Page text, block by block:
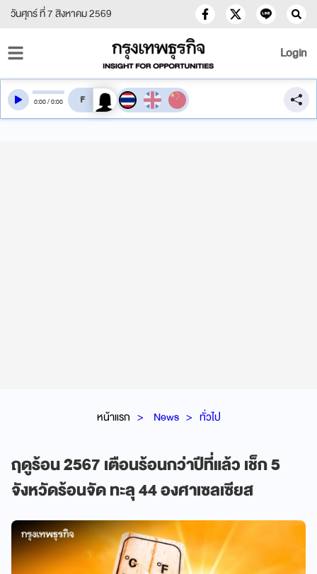
วันศุกร์ ที่ 7 สิงหาคม 2569
Login
หน้าแรก News ทั่วไป
ฤดูร้อน 2567 เตือนร้อนกว่าปีที่แล้ว เช็ก 5
จังหวัดร้อนจัด ทะลุ 44 องศาเซลเซียส
0:00/0:00 สลับเสียงอ่าน